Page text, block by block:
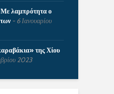
λαμπρότητα ο
6 Ιανουαρίου
της Χίου
2023